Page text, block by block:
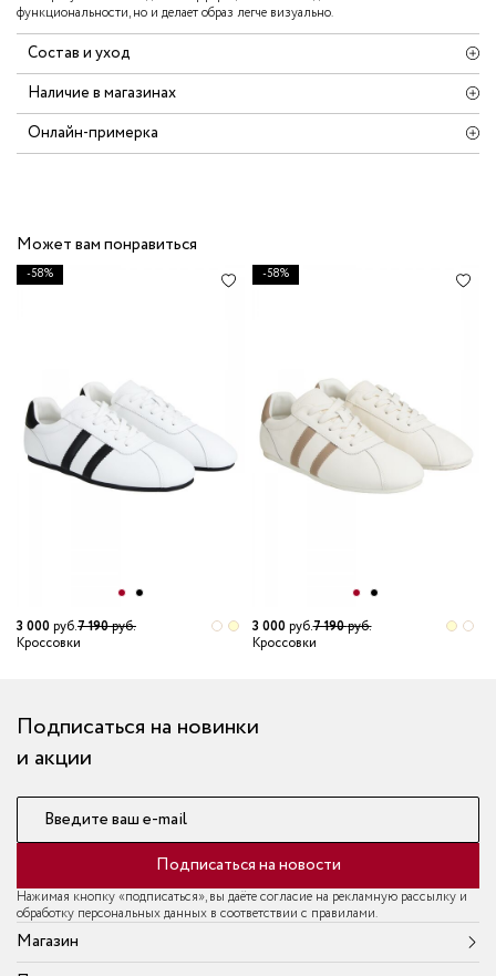
функциональности, но и делает образ легче визуально.
Состав и уход
Наличие в магазинах
Онлайн-примерка
Может вам понравиться
-58%
3 000руб.7 190руб.
Кроссовки
-58%
3 000руб.7 190руб.
Кроссовки
Подписаться на новинки
и акции
Введите ваш e-mail
Подписаться на новости
Нажимая кнопку «подписаться», вы даёте согласие на рекламную рассылку и
обработку персональных данных в соответствии с правилами.
Магазин